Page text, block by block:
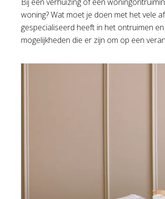
woning? Wat moet je doen met het vele
gespecialiseerd heeft in het ontruimen
mogelijkheden die er zijn om op een